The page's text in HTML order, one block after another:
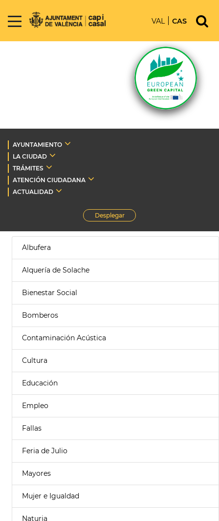
VAL CAS
AYUNTAMIENTO
LA CIUDAD
TRÁMITES
ATENCIÓN CIUDADANA
ACTUALIDAD
Desplegar
Albufera
Alquería de Solache
Bienestar Social
Bomberos
Contaminación Acústica
Cultura
Educación
Empleo
Fallas
Feria de Julio
Mayores
Mujer e Igualdad
Naturia